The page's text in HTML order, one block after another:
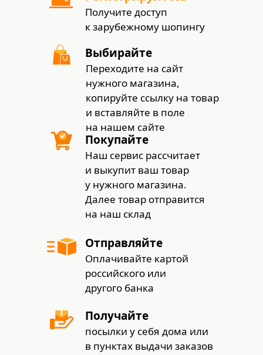
Получите доступ
к зарубежному шопингу
Отправляйте
Оплачивайте картой
российского или
другого банка
Выбирайте
Переходите на сайт
нужного магазина,
копируйте ссылку на товар
и вставляйте в поле
на нашем сайте
Получайте
посылки у себя дома или
в пунктах выдачи заказов
Покупайте
Наш сервис рассчитает
и выкупит ваш товар
у нужного магазина.
Далее товар отправится
на наш склад